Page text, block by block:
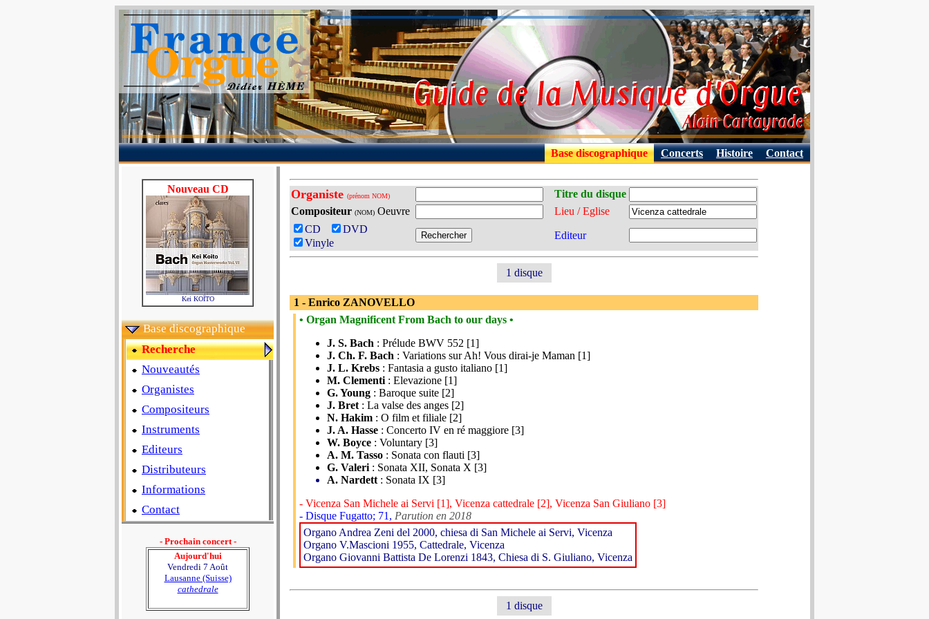
Base discographique Concerts Histoire Contact
Nouveau CD
Kei KOÏTO
Base discographique
Recherche
Nouveautés
Organistes
Compositeurs
Instruments
Editeurs
Distributeurs
Informations
Contact
- Prochain concert -
Aujourd'hui
Vendredi 7 Août
Lausanne (Suisse)
cathedrale
Organiste (prénom NOM)
Titre du disque
Compositeur (NOM) Oeuvre
Lieu / Eglise
CD
DVD
Vinyle
Editeur
1 disque
1 - Enrico ZANOVELLO
• Organ Magnificent From Bach to our days •
J. S. Bach : Prélude BWV 552 [1]
J. Ch. F. Bach : Variations sur Ah! Vous dirai-je Maman [1]
J. L. Krebs : Fantasia a gusto italiano [1]
M. Clementi : Elevazione [1]
G. Young : Baroque suite [2]
J. Bret : La valse des anges [2]
N. Hakim : O film et filiale [2]
J. A. Hasse : Concerto IV en ré maggiore [3]
W. Boyce : Voluntary [3]
A. M. Tasso : Sonata con flauti [3]
G. Valeri : Sonata XII, Sonata X [3]
A. Nardett : Sonata IX [3]
- Vicenza San Michele ai Servi [1], Vicenza cattedrale [2], Vicenza San Giuliano [3]
- Disque Fugatto; 71, Parution en 2018
Organo Andrea Zeni del 2000, chiesa di San Michele ai Servi, Vicenza
Organo V.Mascioni 1955, Cattedrale, Vicenza
Organo Giovanni Battista De Lorenzi 1843, Chiesa di S. Giuliano, Vicenza
1 disque